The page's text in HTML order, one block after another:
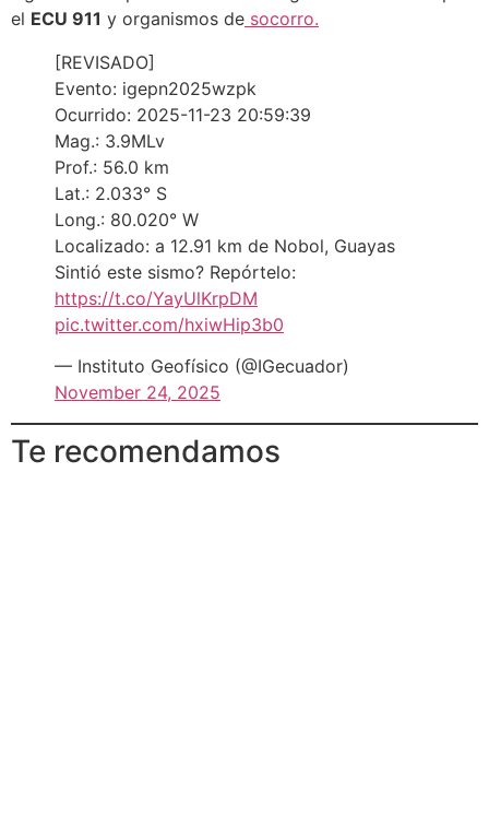
el ECU 911 y organismos de socorro.
[REVISADO]
Evento: igepn2025wzpk
Ocurrido: 2025-11-23 20:59:39
Mag.: 3.9MLv
Prof.: 56.0 km
Lat.: 2.033° S
Long.: 80.020° W
Localizado: a 12.91 km de Nobol, Guayas
Sintió este sismo? Repórtelo:
https://t.co/YayUlKrpDM
pic.twitter.com/hxiwHip3b0
— Instituto Geofísico (@IGecuador)
November 24, 2025
Te recomendamos